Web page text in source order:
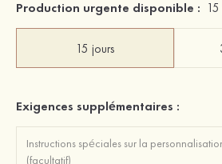
Production urgente disponible :
15 jours
Exigences supplémentaires :